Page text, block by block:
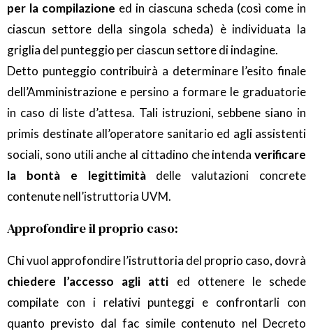
per la compilazione ed in ciascuna scheda (così come in
ciascun settore della singola scheda) è individuata la
griglia del punteggio per ciascun settore di indagine.
Detto punteggio contribuirà a determinare l’esito finale
dell’Amministrazione e persino a formare le graduatorie
in caso di liste d’attesa. Tali istruzioni, sebbene siano in
primis destinate all’operatore sanitario ed agli assistenti
sociali, sono utili anche al cittadino che intenda verificare
la bontà e legittimitàdelle valutazioni concrete
contenute nell’istruttoria UVM.
Approfondire il proprio caso:
Chi vuol approfondire l’istruttoria del proprio caso, dovrà
chiedere l’accesso agli atti ed ottenere le schede
compilate con i relativi punteggi e confrontarli con
quanto previsto dal fac simile contenuto nel Decreto